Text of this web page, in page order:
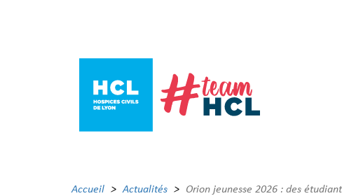
Accueil Actualités Orion jeunesse 2026 : des